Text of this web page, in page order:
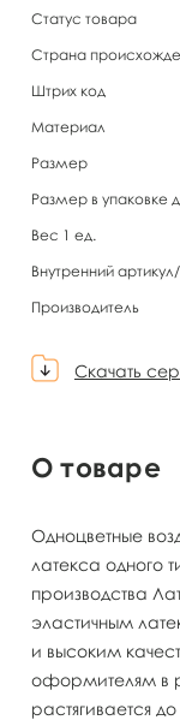
Статус товара
Страна
Штрих код
Материал
Размер
Размер в упаковке
Вес 1 ед.
Внутренний артикул/
Производитель
Скачать
О товаре
Одноцветные
латекса одного
производства
эластичным
и высоким
оформителям в
растягивается